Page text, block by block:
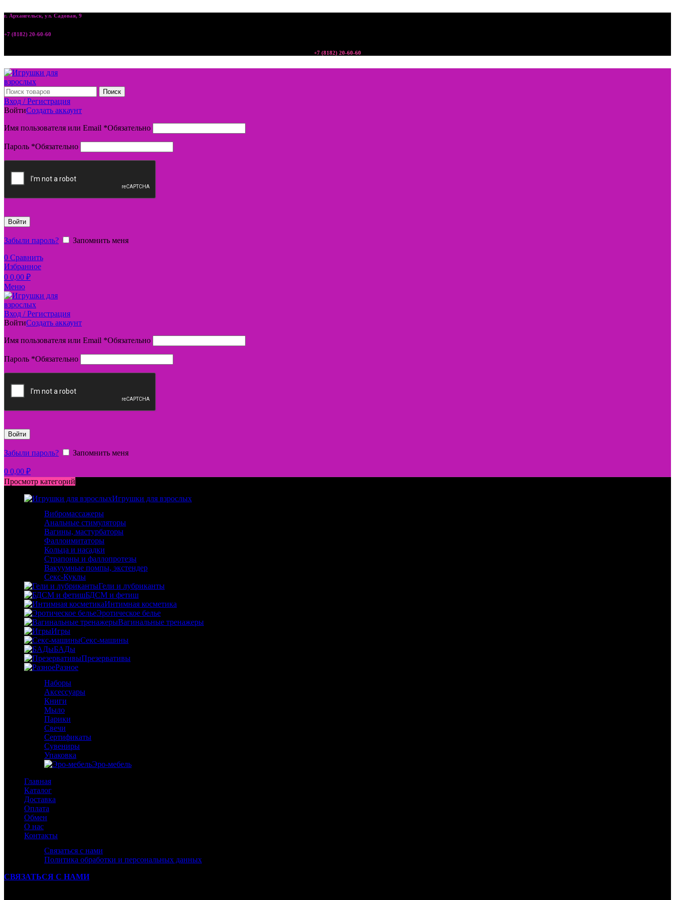
г. Архангельск, ул. Садовая, 9
+7 (8182) 20-60-60
+7 (8182) 20-60-60
Поиск
Вход / Регистрация
ВойтиСоздать аккаунт
Имя пользователя или Email *Обязательно
Пароль *Обязательно
Войти
Забыли пароль?
Запомнить меня
0 Сравнить
Избранное
0 0,00 ₽
Меню
Вход / Регистрация
ВойтиСоздать аккаунт
Имя пользователя или Email *Обязательно
Пароль *Обязательно
Войти
Забыли пароль? Запомнить меня
0 0,00 ₽
Просмотр категорий
Игрушки для взрослых
Вибромассажеры
Анальные стимуляторы
Вагины, мастурбаторы
Фаллоимитаторы
Кольца и насадки
Страпоны и фаллопротезы
Вакуумные помпы, экстендер
Секс-Куклы
Гели и лубриканты
БДСМ и фетиш
Интимная косметика
Эротическое белье
Вагинальные тренажеры
Игры
Секс-машины
БАДы
Презервативы
Разное
Наборы
Аксессуары
Книги
Мыло
Парики
Свечи
Сертификаты
Сувениры
Упаковка
Эро-мебель
Главная
Каталог
Доставка
Оплата
Обмен
О нас
Контакты
Связаться с нами
Политика обработки и персональных данных
СВЯЗАТЬСЯ С НАМИ